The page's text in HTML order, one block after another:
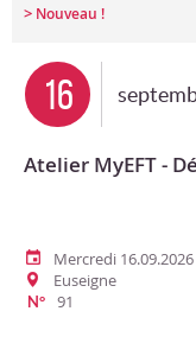
> Nouveau !
16
Atelier MyEFT -
Mercredi
Euseigne
N° 91